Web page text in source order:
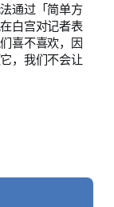
通过「简单方
白宫对记者表
喜不喜欢，因
，我们不会让